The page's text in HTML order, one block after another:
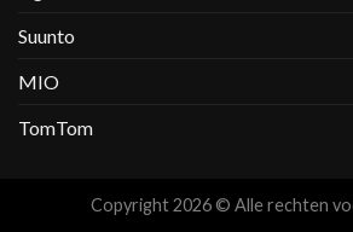
Suunto
MIO
TomTom
Copyright 2026 © Alle rechten